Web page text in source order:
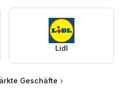
Lidl
Geschäfte